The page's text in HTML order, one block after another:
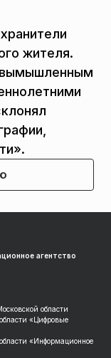
жителя.
вымышленным
агентство
области
«Цифровые
«Информационное